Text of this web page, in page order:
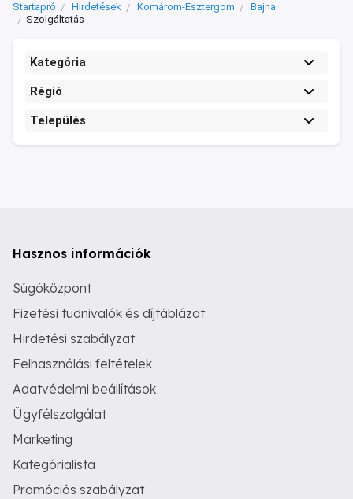
Startapró Hirdetések Komárom-Esztergom
Bajna
Szolgáltatás
Kategória
Régió
Település
Hasznos információk
Súgóközpont
Fizetési tudnivalók és díjtáblázat
Hirdetési szabályzat
Felhasználási feltételek
Adatvédelmi beállítások
Ügyfélszolgálat
Marketing
Kategórialista
Promóciós szabályzat